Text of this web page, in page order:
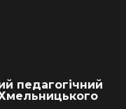
педагогічний